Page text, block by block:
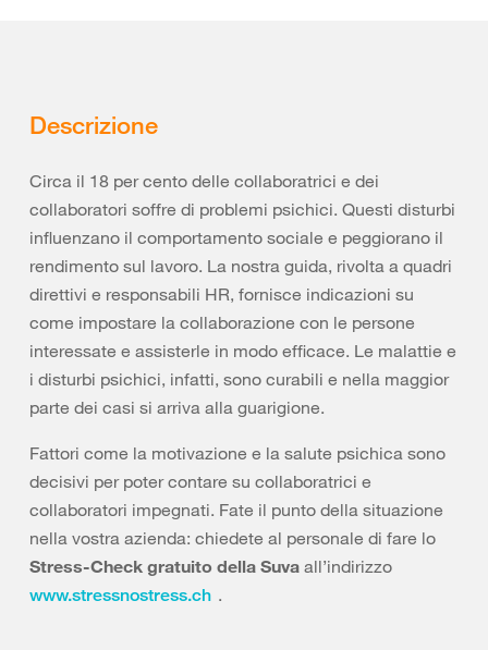
Descrizione
Circa il 18 per cento delle collaboratrici e dei
collaboratori soffre di problemi psichici. Questi disturbi
influenzano il comportamento sociale e peggiorano il
rendimento sul lavoro. La nostra guida, rivolta a quadri
direttivi e responsabili HR, fornisce indicazioni su
come impostare la collaborazione con le persone
interessate e assisterle in modo efficace. Le malattie e
i disturbi psichici, infatti, sono curabili e nella maggior
parte dei casi si arriva alla guarigione.
Fattori come la motivazione e la salute psichica sono
decisivi per poter contare su collaboratrici e
collaboratori impegnati. Fate il punto della situazione
nella vostra azienda: chiedete al personale di fare lo
Stress-Check gratuito della Suva all’indirizzo
www.stressnostress.ch .